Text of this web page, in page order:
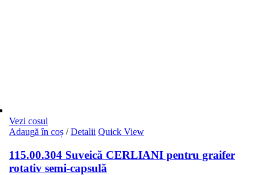
Vezi cosul
Adaugă în coș / Detalii Quick View
115.00.304 Suveică CERLIANI pentru graifer
rotativ semi-capsulă